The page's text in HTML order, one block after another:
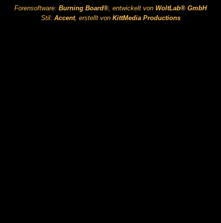
Forensoftware: Burning Board®, entwickelt von WoltLab® GmbH
Stil: Accent, erstellt von KittMedia Productions